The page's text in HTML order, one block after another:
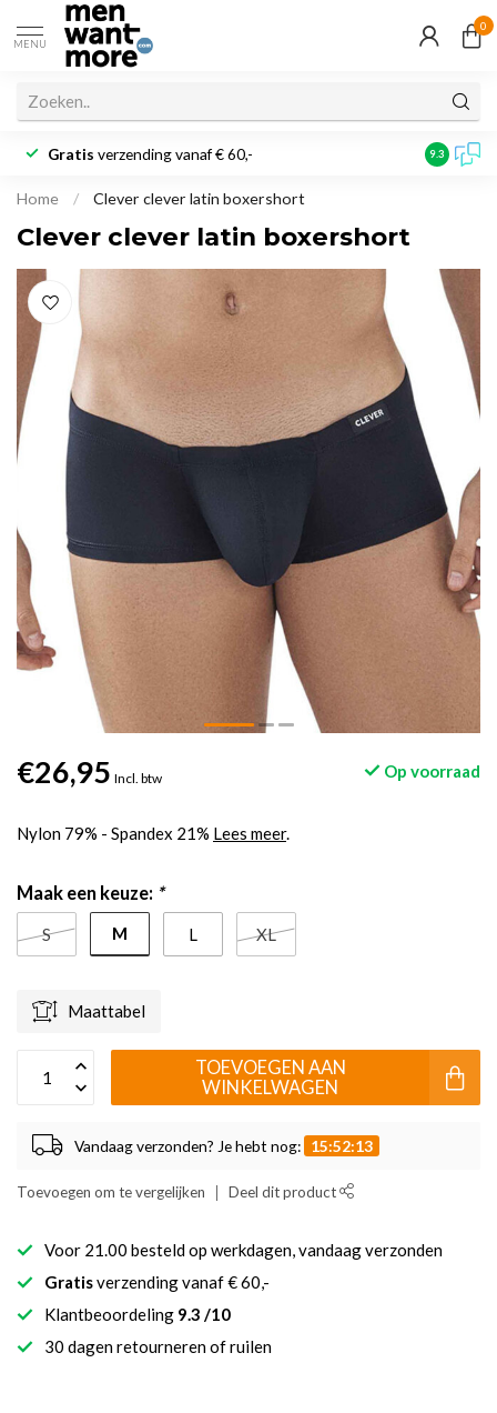
MENU
0
Gratis verzending vanaf € 60,- 9.3
Home / Clever clever latin boxershort
Clever clever latin boxershort
€26,95 Incl. btw Op voorraad
Nylon 79% - Spandex 21% Lees meer.
Maak een keuze: *
S M L XL
Maattabel
TOEVOEGEN AAN
WINKELWAGEN
Vandaag verzonden? Je hebt nog: 15:52:13
Toevoegen om te vergelijken Deel dit product
Voor 21.00 besteld op werkdagen, vandaag verzonden
Gratisverzending vanaf € 60,-
Klantbeoordeling 9.3 /10
30 dagen retourneren of ruilen